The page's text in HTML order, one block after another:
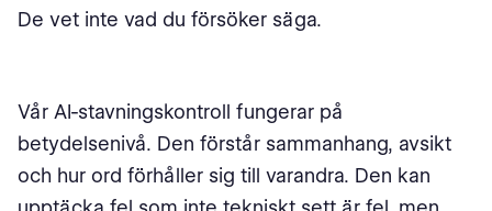
De vet inte vad du försöker säga.
Vår AI-stavningskontroll fungerar på
betydelsenivå. Den förstår sammanhang, avsikt
och hur ord förhåller sig till varandra. Den kan